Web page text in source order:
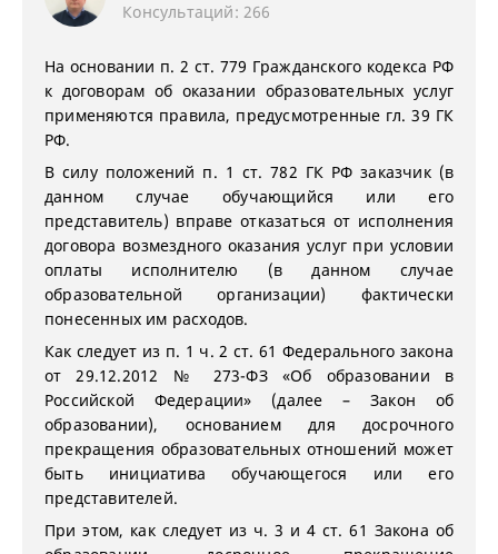
Консультаций: 266
На основании п. 2 ст. 779 Гражданского кодекса РФ
к договорам об оказании образовательных услуг
применяются правила, предусмотренные гл. 39 ГК
РФ.
В силу положений п. 1 ст. 782 ГК РФ заказчик (в
данном случае обучающийся или его
представитель) вправе отказаться от исполнения
договора возмездного оказания услуг при условии
оплаты исполнителю (в данном случае
образовательной организации) фактически
понесенных им расходов.
Как следует из п. 1 ч. 2 ст. 61 Федерального закона
от 29.12.2012 № 273-ФЗ «Об образовании в
Российской Федерации» (далее – Закон об
образовании), основанием для досрочного
прекращения образовательных отношений может
быть инициатива обучающегося или его
представителей.
При этом, как следует из ч. 3 и 4 ст. 61 Закона об